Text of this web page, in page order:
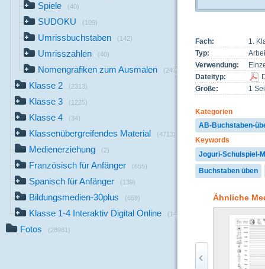
Spiele (40)
SUDOKU (109)
Umrissbuchstaben (142)
Umrisszahlen (40)
Nomengrafiken zum Ausmalen (247)
Klasse 2 (2313)
Klasse 3 (1225)
Klasse 4 (34)
Klassenübergreifendes Material (4713)
Medienerziehung (2)
Französisch für Anfänger (655)
Spanisch für Anfänger (139)
Bildungsmedien-30plus (659)
Klasse 1-4 Interaktiv Digital Online (14)
Fotos (28981)
Fach:
1.
Typ:
Verwendung:
Dateityp:
Größe:
1
Kategorien
AB-Buchstaben-
Keywords
Joguri-Schulspiel-
Buchstaben üben
Ähnliche